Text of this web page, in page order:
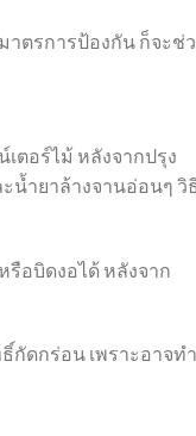
าตรการป้องกัน ก็จะช่
ตอร์ไม้ หลังจากปรุง
น้ำยาล้างจานอ่อนๆ วิ
รือบิดงอได้ หลังจาก
กัดกร่อน เพราะอาจท